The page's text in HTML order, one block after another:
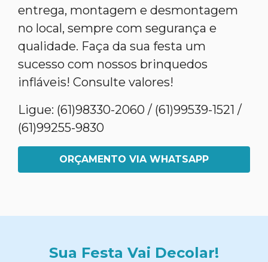
entrega, montagem e desmontagem
no local, sempre com segurança e
qualidade. Faça da sua festa um
sucesso com nossos brinquedos
infláveis! Consulte valores!
Ligue: (61)98330-2060 / (61)99539-1521 /
(61)99255-9830
ORÇAMENTO VIA WHATSAPP
Sua Festa Vai Decolar!